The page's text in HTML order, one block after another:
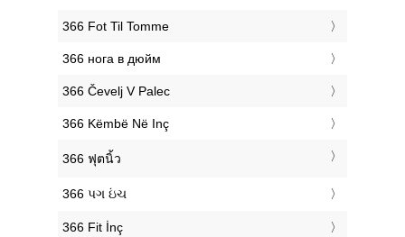
‎366 Fot Til Tomme
‎366 нога в дюйм
‎366 Čevelj V Palec
‎366 Këmbë Në Inç
‎366 ฟุตนิ้ว
‎366 પગ ઇંચ
‎366 Fit İnç